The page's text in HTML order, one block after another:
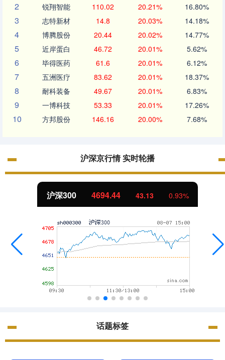
2 锐翔智能 110.02 20.21% 16.80%
3 志特新材 14.8 20.03% 14.18%
4 博腾股份 20.44 20.02% 14.77%
5 近岸蛋白 46.72 20.01% 5.62%
6 毕得医药 61.6 20.01% 6.12%
7 五洲医疗 83.62 20.01% 18.37%
8 耐科装备 49.67 20.01% 6.83%
9 一博科技 53.33 20.01% 17.26%
10 方邦股份 146.16 20.00% 7.68%
沪深京行情 实时轮播
沪深300 4694.44 43.13 0.93%
话题标签